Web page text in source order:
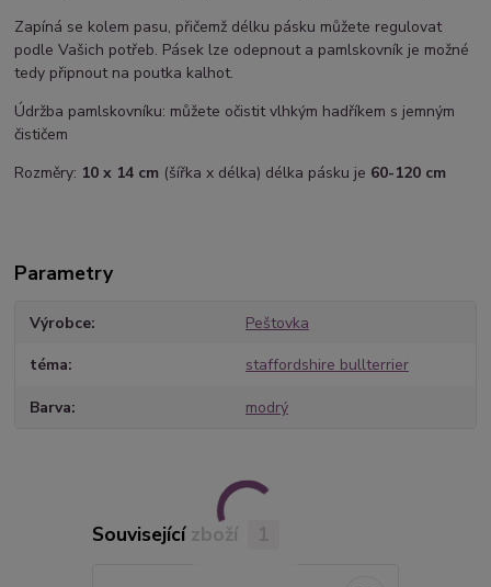
Zapíná se kolem pasu, přičemž délku pásku můžete regulovat
podle Vašich potřeb. Pásek lze odepnout a pamlskovník je možné
tedy připnout na poutka kalhot.
Údržba pamlskovníku: můžete očistit vlhkým hadříkem s jemným
čističem
Rozměry: 10 x 14 cm (šířka x délka) délka pásku je 60-120 cm
Parametry
Výrobce Peštovka
téma staffordshire bullterrier
Barva modrý
Související zboží